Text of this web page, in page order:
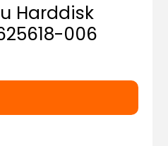
Harddisk
006